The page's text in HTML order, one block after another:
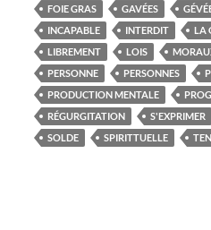
FOIE GRAS
GAVÉES
INCAPABLE
INTERDIT LA
LIBREMENT
LOIS
PERSONNE
PERSONNES
PRODUCTION MENTALE
RÉGURGITATION
S'EXPRIMER
SOLDE
SPIRITTUELLE